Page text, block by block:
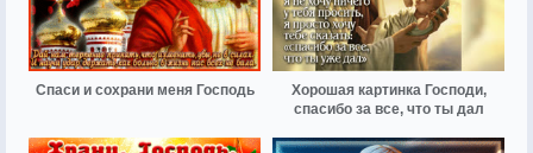
Спаси и сохрани меня Господь
Хорошая картинка Господи,
спасибо за все, что ты дал